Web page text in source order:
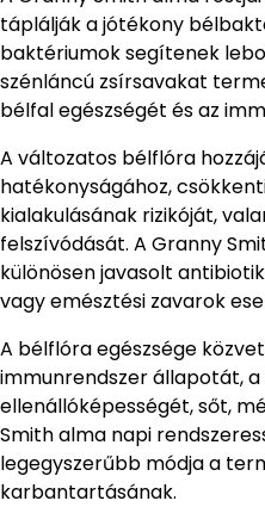
táplálják a jótékony
baktériumok segítenek
szénláncú zsírsavakat
bélfal egészségét és az
A változatos bélflóra
hatékonyságához,
kialakulásának rizikóját,
felszívódását. A Granny
különösen javasolt
vagy emésztési zavarok
A bélflóra egészsége
immunrendszer állapotát, a
ellenállóképességét, sőt,
Smith alma napi
legegyszerűbb módja a
karbantartásának.